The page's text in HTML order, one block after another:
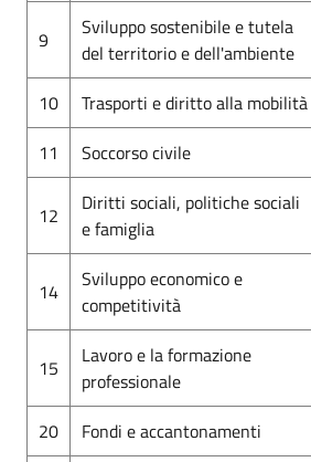
9
Sviluppo sostenibile e tutela
del territorio e dell'ambiente
10 Trasporti e diritto alla mobilità
11
Soccorso civile
12
Diritti sociali, politiche sociali
e famiglia
14
Sviluppo economico e
competitività
15
Lavoro e la formazione
professionale
20 Fondi e accantonamenti